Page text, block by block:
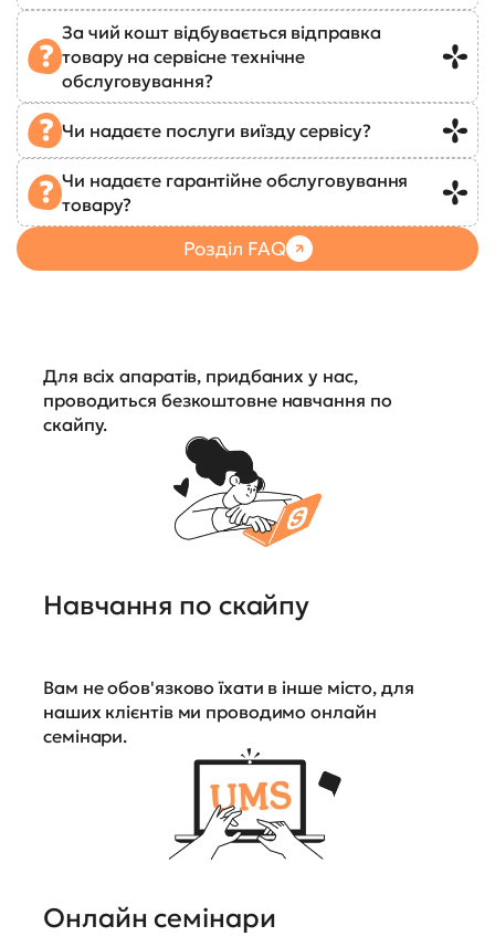
За чий кошт відбувається відправка
товару на сервісне технічне
обслуговування?
Чи надаєте послуги виїзду сервісу?
Чи надаєте гарантійне обслуговування
товару?
Розділ FAQ
Для всіх апаратів, придбаних у нас,
проводиться безкоштовне навчання по
скайпу.
Навчання по скайпу
Вам не обов'язково їхати в інше місто, для
наших клієнтів ми проводимо онлайн
семінари.
Онлайн семінари